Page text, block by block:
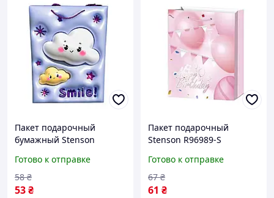
Пакет подарочный
бумажный Stenson
"Happy 3D" 31х41х12 см
Готово к отправке
53₴
58 ₴
Пакет подарочный
Stenson R96989-S
18х23х10 см Розовый
Готово к отправке
61 ₴
67 ₴